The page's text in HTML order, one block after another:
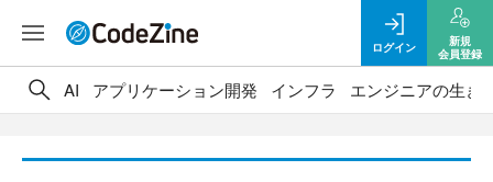
ログイン
新規
会員登録
AI アプリケーション開発 インフラ エンジニアの生き